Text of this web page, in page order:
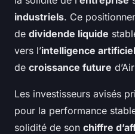
industriels. Ce
de dividende liquide
vers l’intelligence
de croissance future
Les investisseurs avisés
pour la performance
solidité de son chiffre